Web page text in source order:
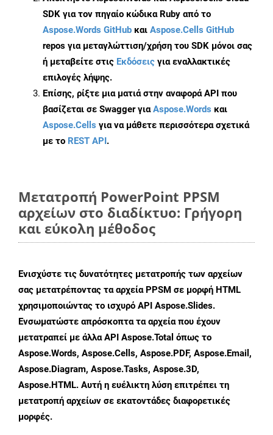
SDK για τον πηγαίο κώδικα Ruby από το
Aspose.Words GitHub και Aspose.Cells GitHub
repos για μεταγλώττιση/χρήση του SDK μόνοι σας
ή μεταβείτε στις Εκδόσεις για εναλλακτικές
επιλογές λήψης.
Επίσης, ρίξτε μια ματιά στην αναφορά API που
βασίζεται σε Swagger γιαAspose.Words και
Aspose.Cells για να μάθετε περισσότερα σχετικά
με το REST API.
Μετατροπή PowerPoint PPSM
αρχείων στο διαδίκτυο: Γρήγορη
και εύκολη μέθοδος
Ενισχύστε τις δυνατότητες μετατροπής των αρχείων
σας μετατρέποντας τα αρχεία PPSM σε μορφή HTML
χρησιμοποιώντας το ισχυρό API Aspose.Slides.
Ενσωματώστε απρόσκοπτα τα αρχεία που έχουν
μετατραπεί με άλλα API Aspose.Total όπως το
Aspose.Words, Aspose.Cells, Aspose.PDF, Aspose.Email,
Aspose.Diagram, Aspose.Tasks, Aspose.3D,
Aspose.HTML. Αυτή η ευέλικτη λύση επιτρέπει τη
μετατροπή αρχείων σε εκατοντάδες διαφορετικές
μορφές.